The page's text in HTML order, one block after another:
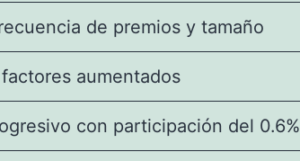
de premios y tamaño
aumentados
con participación del 0.6%